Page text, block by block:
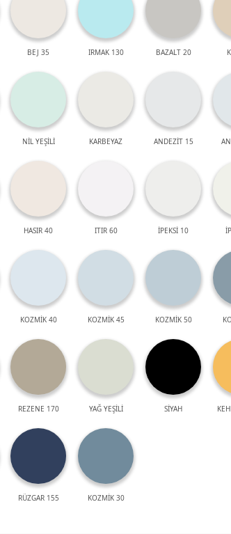
BEJ 35 IRMAK 130 BAZALT 20
NİL YEŞİLİ KARBEYAZ ANDEZİT 15
HASIR 40 ITIR 60 İPEKSİ 10
KOZMİK 40 KOZMİK 45 KOZMİK 50
REZENE 170 YAĞ YEŞİLİ SİYAH
RÜZGAR 155 KOZMİK 30